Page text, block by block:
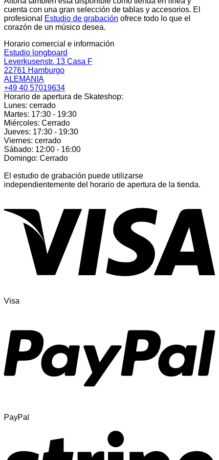
cuenta con una gran selección de tablas y accesorios. El
profesional
Estudio de grabación ofrece todo lo que el
corazón de un músico desea.
Horario comercial e información
Estudio longboard
Leverkusenstr. 13 Casa F
22761 Hamburgo
ALEMANIA
+49 40 57019634
Horario de apertura de Skateshop:
Lunes: cerrado
Martes: 17:30 - 19:30
Miércoles: Cerrado
Jueves: 17:30 - 19:30
Viernes: cerrado
Sábado: 12:00 - 16:00
Domingo: Cerrado
El estudio de grabación puede utilizarse
independientemente del horario de apertura de la tienda.
Visa
PayPal